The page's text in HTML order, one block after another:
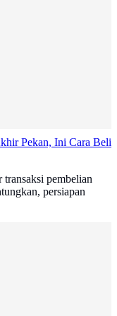
Pekan, Ini Cara Beli
transaksi pembelian
persiapan